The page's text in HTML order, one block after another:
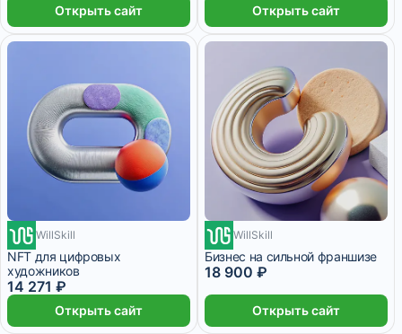
Открыть сайт Открыть сайт
1 988 ₽/мес
WillSkill
NFT для цифровых
художников
14 271 ₽
Открыть сайт
5 040 ₽/мес
WillSkill
Бизнес на сильной франшизе
18 900 ₽
Открыть сайт